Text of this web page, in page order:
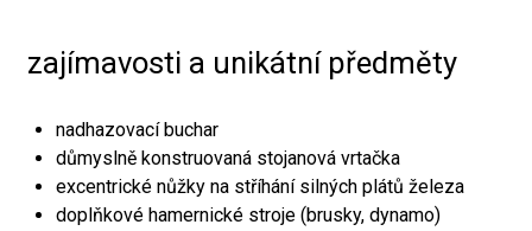
zajímavosti a unikátní předměty
nadhazovací buchar
důmyslně konstruovaná stojanová vrtačka
excentrické nůžky na stříhání silných plátů železa
doplňkové hamernické stroje (brusky, dynamo)